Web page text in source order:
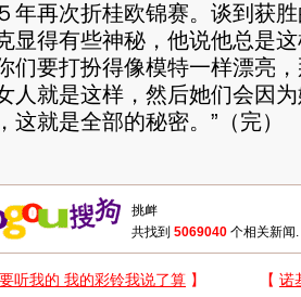
年再次折桂欧锦赛。谈到获
显得有些神秘，他说他总是
们要打扮得像模特一样漂亮
人就是这样，然后她们会因
这就是全部的秘密。”（完）
共找到 5069040 个相关新闻.